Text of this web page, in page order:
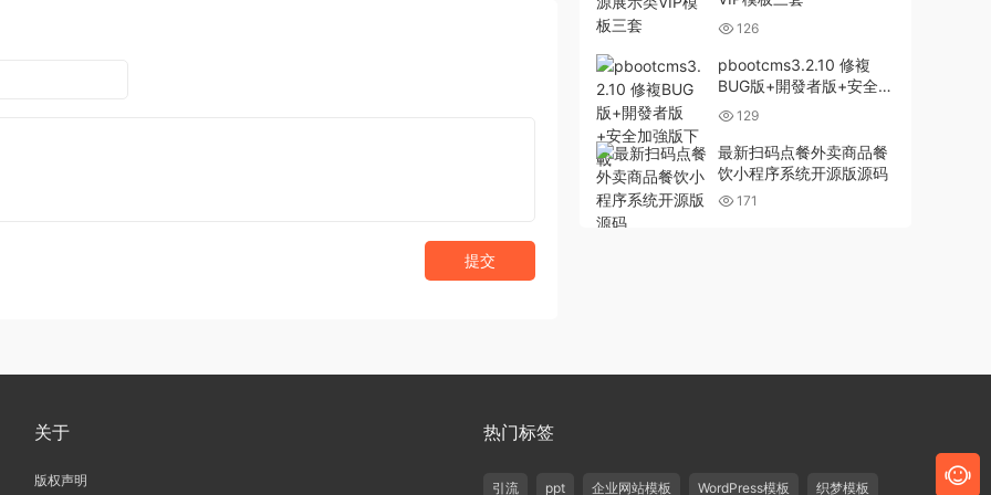
提交
126
pbootcms3.2.10 修複
BUG版+開發者版+安全加
強版下載
129
最新扫码点餐外卖商品餐
饮小程序系统开源版源码
171
关于
版权声明
热门标签
引流 ppt 企业网站模板 WordPress模板 织梦模板